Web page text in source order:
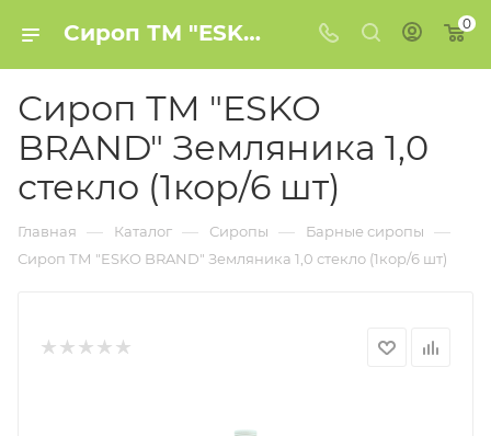
Сироп ТМ "ESKO BRAND" Земляника 1,0 стекло (1кор/6 шт) купить в Минске 0
Сироп ТМ "ESKO
BRAND" Земляника 1,0
стекло (1кор/6 шт)
Главная — Каталог — Сиропы — Барные сиропы —
Сироп ТМ "ESKO BRAND" Земляника 1,0 стекло (1кор/6 шт)